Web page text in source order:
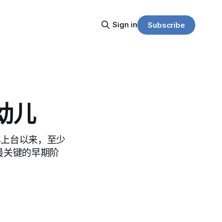
Sign in Subscribe
儿
台以来，至少
键的早期阶